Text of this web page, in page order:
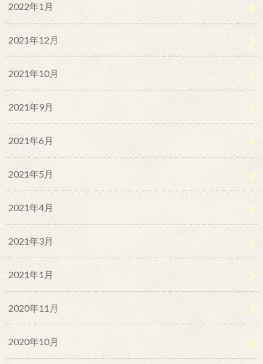
2022年1月
2021年12月
2021年10月
2021年9月
2021年6月
2021年5月
2021年4月
2021年3月
2021年1月
2020年11月
2020年10月